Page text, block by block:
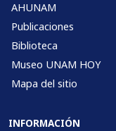
AHUNAM
Publicaciones
Biblioteca
Museo UNAM HOY
Mapa del sitio
INFORMACIÓN